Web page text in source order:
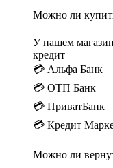
Можно ли
У нашем
кредит
💳 Альфа Банк
💳
💳 ПриватБанк
💳 Кредит
Можно ли